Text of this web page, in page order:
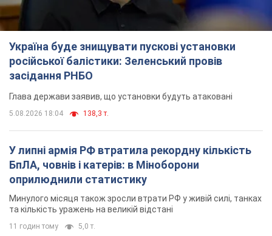
Україна буде знищувати пускові установки
російської балістики: Зеленський провів
засідання РНБО
Глава держави заявив, що установки будуть атаковані
5.08.2026 18:04 138,3 т.
У липні армія РФ втратила рекордну кількість
БпЛА, човнів і катерів: в Міноборони
оприлюднили статистику
Минулого місяця також зросли втрати РФ у живій силі, танках
та кількість уражень на великій відстані
11 годин тому 5,0 т.